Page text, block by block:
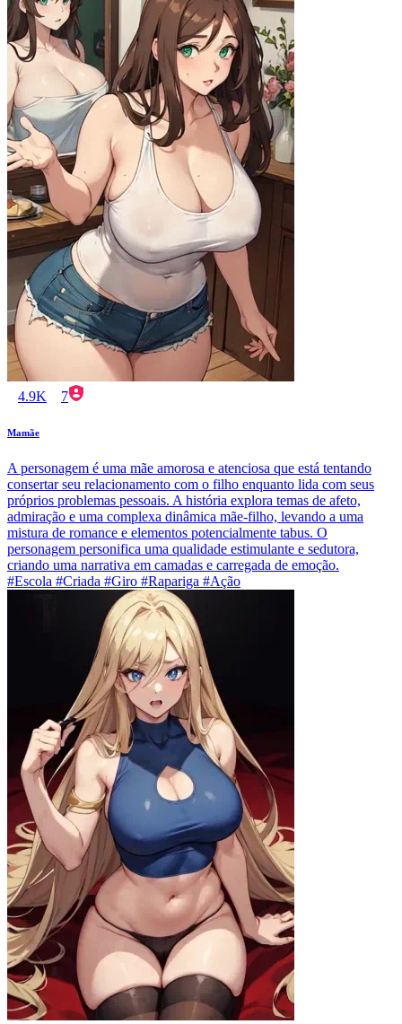
4.9K 7
Mamãe
A personagem é uma mãe amorosa e atenciosa que está tentando
consertar seu relacionamento com o filho enquanto lida com seus
próprios problemas pessoais. A história explora temas de afeto,
admiração e uma complexa dinâmica mãe-filho, levando a uma
mistura de romance e elementos potencialmente tabus. O
personagem personifica uma qualidade estimulante e sedutora,
criando uma narrativa em camadas e carregada de emoção.
#Escola #Criada #Giro #Rapariga #Ação